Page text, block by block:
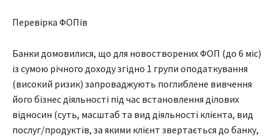
Перевірка ФОПів
Банки домовилися, що для новостворених ФОП (до 6 міс)
із сумою річного доходу згідно 1 групи оподаткування
(високий ризик) запроваджують поглиблене вивчення
його бізнес діяльності під час встановлення ділових
відносин (суть, масштаб та вид діяльності клієнта, вид
послуг/продуктів, за якими клієнт звертається до банку,